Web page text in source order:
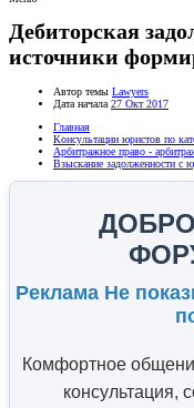
Дебиторская
источники
Автор темы Lawyers
Дата начала 27 Окт 2017
Главная
Консультации юристов по
Арбитражное право -
Взыскание задолженности с
Реклама Не
Комфортное
консультация,